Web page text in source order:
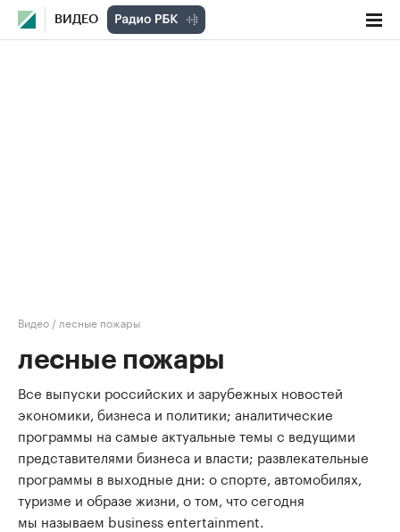
ВИДЕО
Видео / лесные пожары
лесные пожары
Все выпуски российских и зарубежных новостей
экономики, бизнеса и политики; аналитические
программы на самые актуальные темы с ведущими
представителями бизнеса и власти; развлекательные
программы в выходные дни: о спорте, автомобилях,
туризме и образе жизни, о том, что сегодня
мы называем business entertainment.